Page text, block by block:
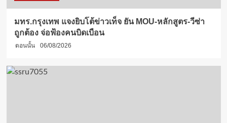
มทร.กรุงเทพ แจงยิบโต้ข่าวเท็จ ยัน MOU-หลักสูตร-วีซ่า
ถูกต้อง จ่อฟ้องคนบิดเบือน
ตอนนั้น 06/08/2026